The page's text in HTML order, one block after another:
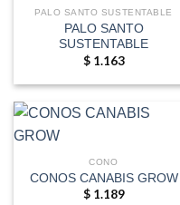
PALO SANTO SUSTENTABLE
PALO SANTO
SUSTENTABLE
$1.163
CONO
CONOS CANABIS GROW
$1.189